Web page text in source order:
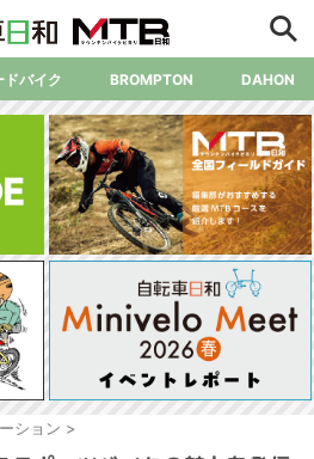
ドバイク BROMPTON DAHON
ション >